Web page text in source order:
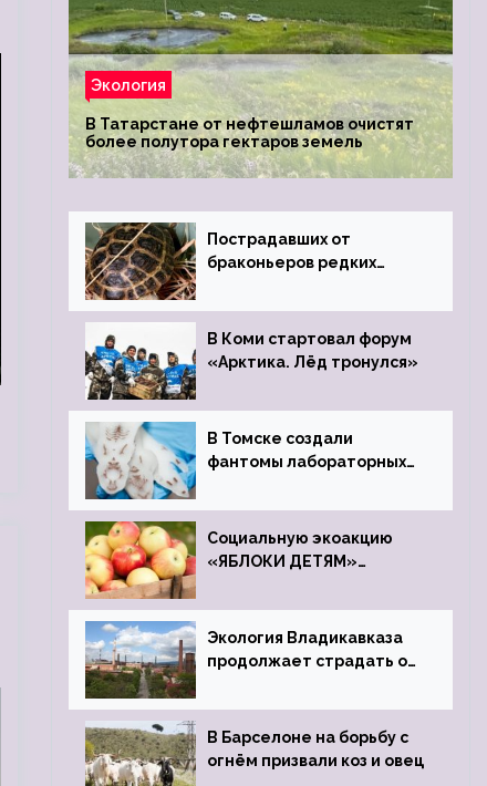
Экология
В Татарстане от нефтешламов очистят
более полутора гектаров земель
Пострадавших от
браконьеров редких
Ростовский зоопарк
В Коми стартовал форум
«Арктика. Лёд тронулся»
В Томске создали
фантомы лабораторных
Социальную экоакцию
«ЯБЛОКИ ДЕТЯМ»
Экология Владикавказа
продолжает страдать от
завода
В Барселоне на борьбу с
огнём призвали коз и овец